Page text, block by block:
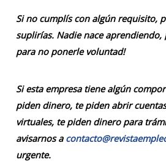
Si no cumplís con algún requisito,
suplirías. Nadie nace aprendiendo,
para no ponerle voluntad!
Si esta empresa tiene algún
piden dinero, te piden abrir
virtuales, te piden dinero para
avisarnos a
urgente.